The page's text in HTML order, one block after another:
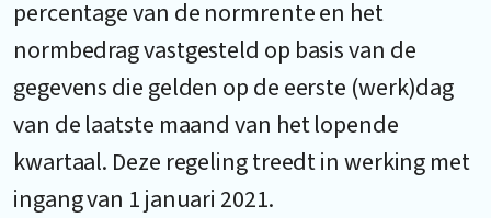
percentage van de normrente en het
normbedrag vastgesteld op basis van de
gegevens die gelden op de eerste (werk)dag
van de laatste maand van het lopende
kwartaal. Deze regeling treedt in werking met
ingang van 1 januari 2021.